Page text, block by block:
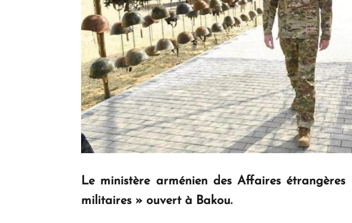
Le ministère arménien des Affaires
militaires » ouvert à Bakou.